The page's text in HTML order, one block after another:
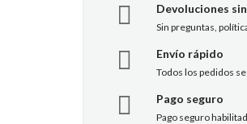
Devoluciones
Sin preguntas,
Envío rápido
Todos los pedidos
Pago seguro
Pago seguro